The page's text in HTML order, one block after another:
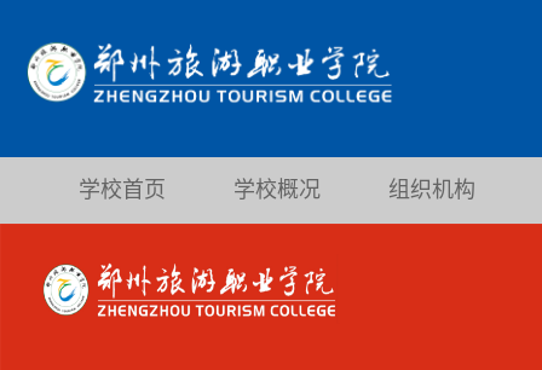
学校首页 学校概况 组织机构